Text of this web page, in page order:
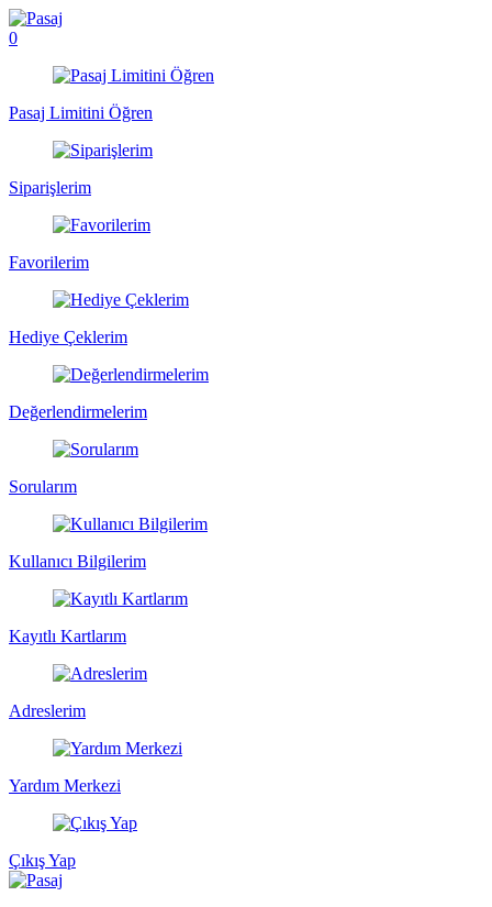
0
Pasaj Limitini Öğren
Siparişlerim
Favorilerim
Hediye Çeklerim
Değerlendirmelerim
Sorularım
Kullanıcı Bilgilerim
Kayıtlı Kartlarım
Adreslerim
Yardım Merkezi
Çıkış Yap